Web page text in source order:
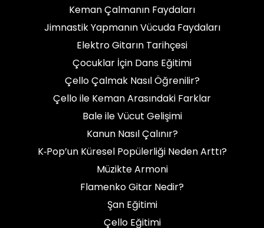
Keman Çalmanın Faydaları
Jimnastik Yapmanın Vücuda Faydaları
Elektro Gitarın Tarihçesi
Çocuklar İçin Dans Eğitimi
Çello Çalmak Nasıl Öğrenilir?
Çello ile Keman Arasındaki Farklar
Bale ile Vücut Gelişimi
Kanun Nasıl Çalınır?
K‑Pop’un Küresel Popülerliği Neden Arttı?
Müzikte Armoni
Flamenko Gitar Nedir?
Şan Eğitimi
Çello Eğitimi